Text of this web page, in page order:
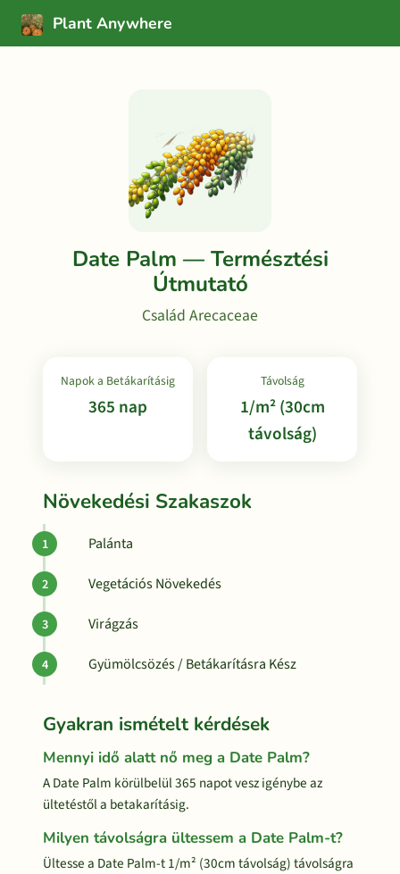
Plant Anywhere
Date Palm — Természtési
Útmutató
Család Arecaceae
Napok a Betákarításig
365 nap
Távolság
1/m² (30cm
távolság)
Növekedési Szakaszok
Palánta
Vegetációs Növekedés
Virágzás
Gyümölcsözés / Betákarításra Kész
Gyakran ismételt kérdések
Mennyi idő alatt nő meg a Date Palm?
A Date Palm körülbelül 365 napot vesz igénybe az
ültetéstől a betakarításig.
Milyen távolságra ültessem a Date Palm-t?
Ültesse a Date Palm-t 1/m² (30cm távolság) távolságra